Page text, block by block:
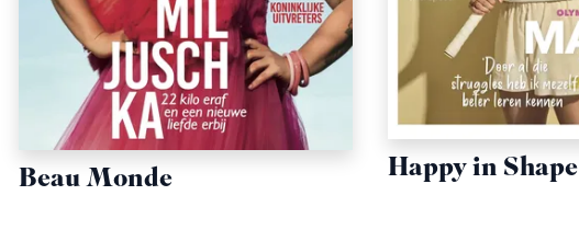
Beau Monde Happy in Shape